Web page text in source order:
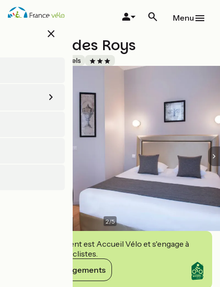
Aller
au
close
Menu
A L'Hôtel des Roys
Hôtels
2/5
Cet établissement est Accueil Vélo et s'engage à
accueillir des cyclistes.
Voir ses engagements